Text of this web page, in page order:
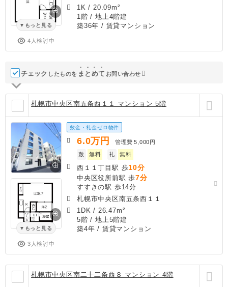
もっと見る
4人検討中
1K / 20.09m²
1階 / 地上4階建
築36年 / 賃貸マンション
チェック したものを ま と めて お問い合わせ
札幌市中央区南五条西１１ マンション 5階
もっと見る
3人検討中
敷金・礼金ゼロ物件
6.0万円 管理費 5,000円
敷
無料 礼 無料
西１１丁目駅 歩10分
中央区役所前駅 歩7分
すすきの駅 歩14分
札幌市中央区南五条西１１
1DK / 26.47m²
5階 / 地上5階建
築4年 / 賃貸マンション
札幌市中央区南二十二条西８ マンション 4階